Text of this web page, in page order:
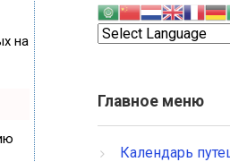
на
Главное меню
Календарь